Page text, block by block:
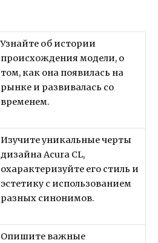
Узнайте об истории
происхождения модели, о
том, как она появилась на
рынке и развивалась со
временем.
Изучите уникальные черты
дизайна Acura CL,
охарактеризуйте его стиль и
эстетику с использованием
разных синонимов.
Опишите важные